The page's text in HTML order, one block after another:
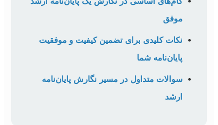
موفق
نکات کلیدی برای تضمین کیفیت و موفقیت
پایان‌نامه شما
سوالات متداول در مسیر نگارش پایان‌نامه
ارشد